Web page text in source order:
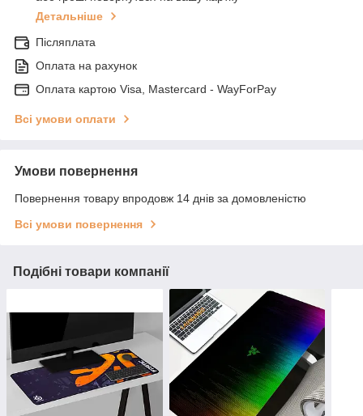
Детальніше
Післяплата
Оплата на рахунок
Оплата картою Visa, Mastercard - WayForPay
Всі умови оплати
Умови повернення
Повернення товару впродовж 14 днів за домовленістю
Всі умови повернення
Подібні товари компанії